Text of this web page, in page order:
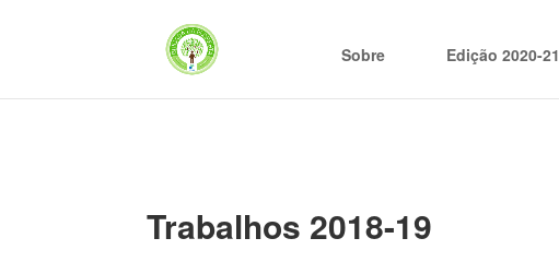
Sobre Edição 2020-21
Trabalhos 2018-19